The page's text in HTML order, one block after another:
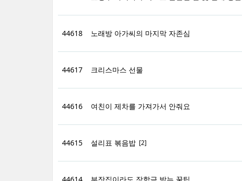
44618 노래방 아가씨의 마지막 자존심
44617 크리스마스 선물
44616 여친이 제차를 가져가서 안줘요
44615 설리표 볶음밥 [2]
44614 부잣집이라도 장학금 받는 꿀팁